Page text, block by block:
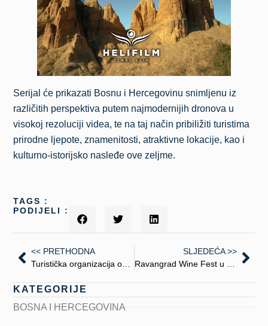
Serijal će prikazati Bosnu i Hercegovinu snimljenu iz
različitih perspektiva putem najmodernijih dronova u
visokoj rezoluciji videa, te na taj način pribiližiti turistima
prirodne ljepote, znamenitosti, atraktivne lokacije, kao i
kulturno-istorijsko nasleđe ove zeljme.
TAGS :
PODIJELI :
<< PRETHODNA
SLJEDEĆA >>
KATEGORIJE
BOSNA I HERCEGOVINA